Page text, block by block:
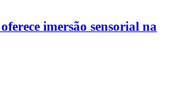
imersão sensorial na